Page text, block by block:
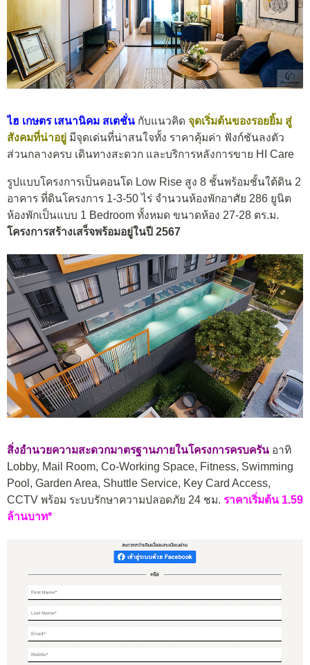
ไฮ เกษตร เสนานิคม สเตชั่น กับแนวคิด จุดเริ่มต้นของรอยยิ้ม สู่
สังคมที่น่าอยู่ มีจุดเด่นที่น่าสนใจทั้ง ราคาคุ้มค่า ฟังก์ชันลงตัว
ส่วนกลางครบ เดินทางสะดวก และบริการหลังการขาย HI Care
รูปแบบโครงการเป็นคอนโด Low Rise สูง 8 ชั้นพร้อมชั้นใต้ดิน 2
อาคาร ที่ดินโครงการ 1-3-50 ไร่ จำนวนห้องพักอาศัย 286 ยูนิต
ห้องพักเป็นแบบ 1 Bedroom ทั้งหมด ขนาดห้อง 27-28 ตร.ม.
โครงการสร้างเสร็จพร้อมอยู่ในปี 2567
สิ่งอำนวยความสะดวกมาตรฐานภายในโครงการครบครัน อาทิ
Lobby, Mail Room, Co-Working Space, Fitness, Swimming
Pool, Garden Area, Shuttle Service, Key Card Access,
CCTV พร้อม ระบบรักษาความปลอดภัย 24 ชม. ราคาเริ่มต้น 1.59
ล้านบาท*